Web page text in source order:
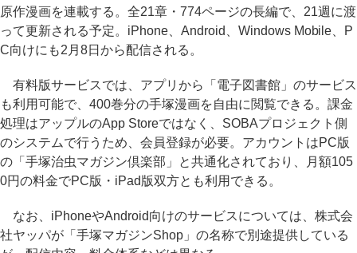
原作漫画を連載する。全21章・774ページの長編で、21週に渡
って更新される予定。iPhone、Android、Windows Mobile、P
C向けにも2月8日から配信される。
有料版サービスでは、アプリから「電子図書館」のサービス
も利用可能で、400巻分の手塚漫画を自由に閲覧できる。課金
処理はアップルのApp Storeではなく、SOBAプロジェクト側
のシステムで行うため、会員登録が必要。アカウントはPC版
の「手塚治虫マガジン倶楽部」と共通化されており、月額105
0円の料金でPC版・iPad版双方とも利用できる。
なお、iPhoneやAndroid向けのサービスについては、株式会
社ヤッパが「手塚マガジンShop」の名称で別途提供している